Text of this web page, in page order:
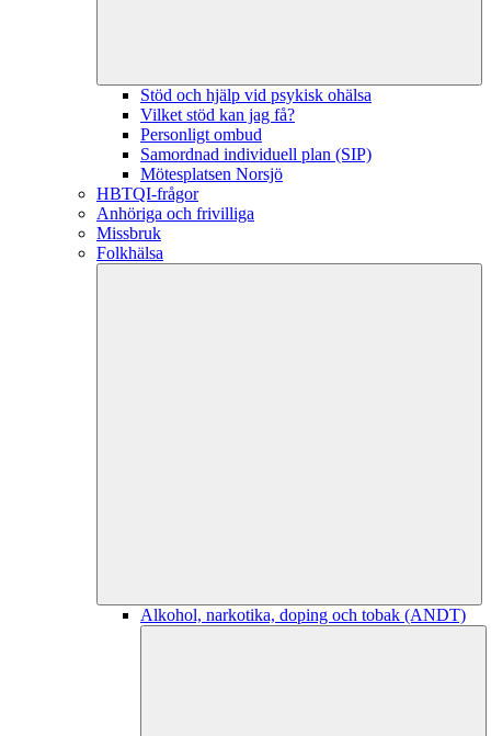
Stöd och hjälp vid psykisk ohälsa
Vilket stöd kan jag få?
Personligt ombud
Samordnad individuell plan (SIP)
Mötesplatsen Norsjö
HBTQI-frågor
Anhöriga och frivilliga
Missbruk
Folkhälsa
Alkohol, narkotika, doping och tobak (ANDT)